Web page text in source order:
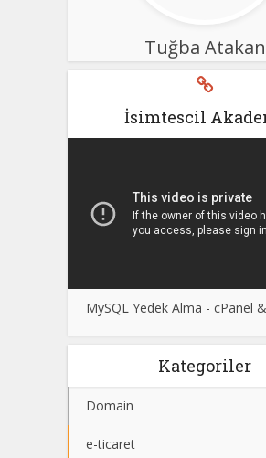
Tuğba Atakan
İsimtescil
MySQL Yedek Alma - cPanel
Kategoriler
Domain
e-ticaret